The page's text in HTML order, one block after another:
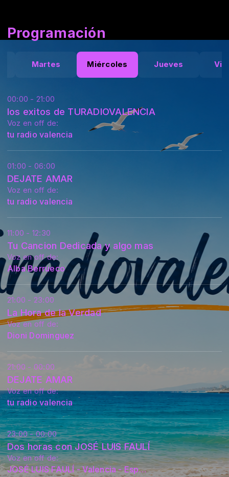
Programación
Martes Miércoles Jueves
00:00 - 21:00
los exitos de TURADIOVALENCIA
Voz en off de:
tu radio valencia
01:00 - 06:00
DEJATE AMAR
Voz en off de:
tu radio valencia
11:00 - 12:30
Tu Cancion Dedicada y algo mas
Voz en off de:
Alba Berrueco
21:00 - 23:00
La Hora de la Verdad
Voz en off de:
Dioni Dominguez
21:00 - 00:00
DEJATE AMAR
Voz en off de:
tu radio valencia
23:00 - 00:00
Dos horas con JOSÉ LUIS FAULÍ
Voz en off de:
JOSÉ LUIS FAULÍ - Valencia - España